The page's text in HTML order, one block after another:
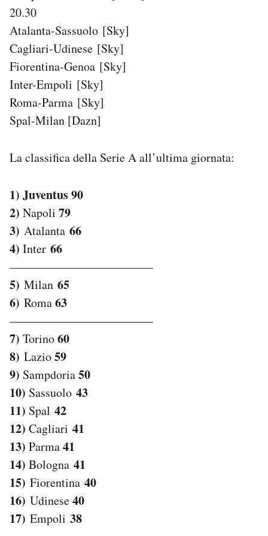
20.30
Atalanta-Sassuolo [Sky]
Cagliari-Udinese [Sky]
Fiorentina-Genoa [Sky]
Inter-Empoli [Sky]
Roma-Parma [Sky]
Spal-Milan [Dazn]
La classifica della Serie A all’ultima giornata:
1) Juventus 90
2) Napoli 79
3) Atalanta 66
4) Inter 66
————————————
5) Milan 65
6) Roma63
————————————
7) Torino60
8) Lazio59
9) Sampdoria50
10) Sassuolo 43
11) Spal 42
12) Cagliari 41
13) Parma41
14) Bologna 41
15) Fiorentina 40
16) Udinese40
17) Empoli 38